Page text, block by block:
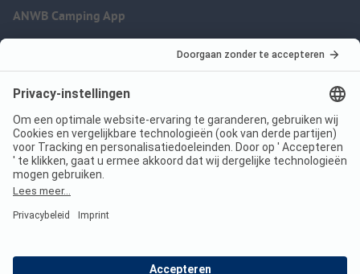
ANWB Camping App
Imprint
Jouw privacy
Voorwaarden
Wet digitale diensten